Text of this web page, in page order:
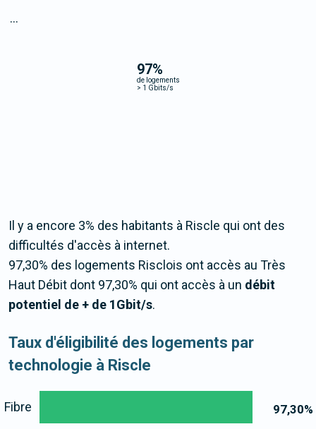
97%
de logements
> 1 Gbits/s
...
Il y a encore 3% des habitants à Riscle qui ont des
difficultés d'accès à internet.
97,30% des logements Risclois ont accès au Très
Haut Débit dont 97,30% qui ont accès à un débit
potentiel de + de 1Gbit/s.
Taux d'éligibilité des logements par
technologie à Riscle
97,30%
Fibre